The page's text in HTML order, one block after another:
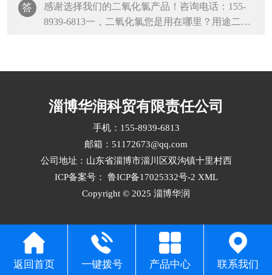
答
感谢选择我们的二氧化氯产品！咨询电话：155-
8939-6813一，二氧化氯您是用在哪里？用途二，
淄博华润科贸有限责任公司
手机：155-8939-6813
邮箱：51172673@qq.com
公司地址：山东省淄博市淄川区双沟镇十里村西
ICP备案号：
鲁ICP备17025332号-2 XML
Copyright © 2025 淄博华润
返回首页 一键拨号 产品中心 联系我们